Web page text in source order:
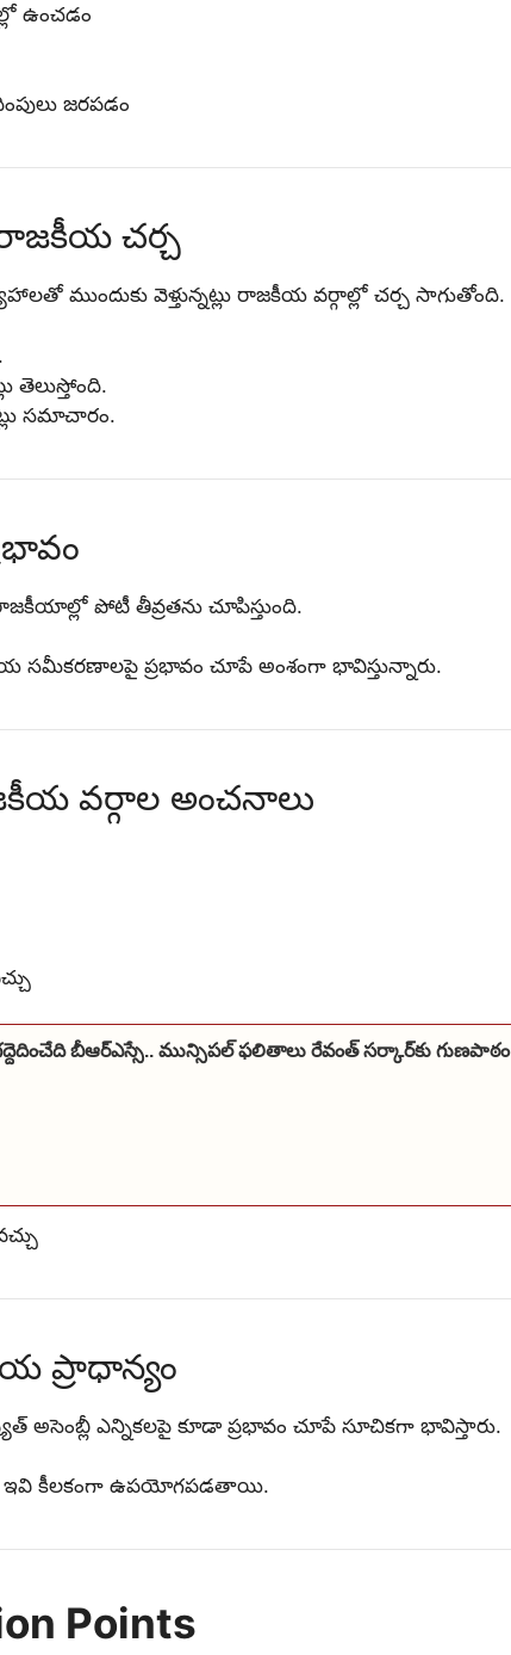
ఉంచడం
జరపడం
చర్చ
ముందుకు వెళ్తున్నట్లు రాజకీయ వర్గాల్లో చర్చ సాగుతోంది.
తెలుస్తోంది.
సమాచారం.
పోటీ తీవ్రతను చూపిస్తుంది.
ప్రభావం చూపే అంశంగా భావిస్తున్నారు.
వర్గాల అంచనాలు
బీఆర్‌ఎస్సే.. మున్సిపల్ ఫలితాలు రేవంత్‌ సర్కార్‌కు గుణపాఠం
ప్రాధాన్యం
అసెంబ్లీ ఎన్నికలపై కూడా ప్రభావం చూపే సూచికగా భావిస్తారు.
ఇవి కీలకంగా ఉపయోగపడతాయి.
Points